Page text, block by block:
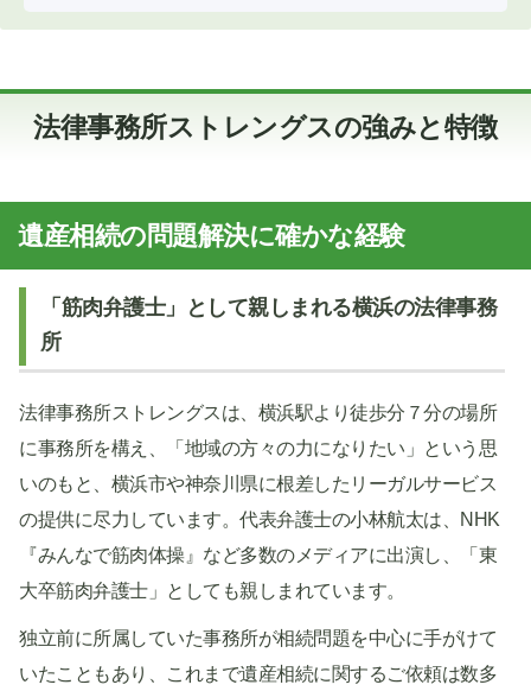
法律事務所ストレングスの強みと特徴
遺産相続の問題解決に確かな経験
「筋肉弁護士」として親しまれる横浜の法律事務
所
法律事務所ストレングスは、横浜駅より徒歩分７分の場所
に事務所を構え、「地域の方々の力になりたい」という思
いのもと、横浜市や神奈川県に根差したリーガルサービス
の提供に尽力しています。代表弁護士の小林航太は、NHK
『みんなで筋肉体操』など多数のメディアに出演し、「東
大卒筋肉弁護士」としても親しまれています。
独立前に所属していた事務所が相続問題を中心に手がけて
いたこともあり、これまで遺産相続に関するご依頼は数多